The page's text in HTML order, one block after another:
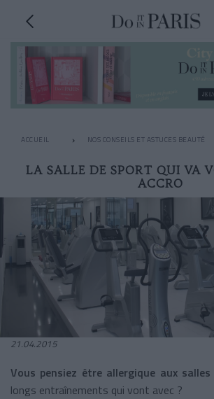
ACCUEIL NOS CONSEILS ET ASTUCES BEAUTÉ
LA SALLE DE SPORT QUI VA
ACCRO
21.04.2015
Vous pensiez être allergique aux
longs entraînements qui vont avec ?